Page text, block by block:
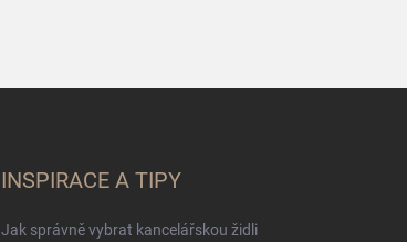
INSPIRACE A TIPY
Jak správně vybrat kancelářskou židli